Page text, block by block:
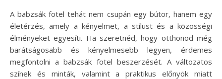
A babzsák fotel tehát nem csupán egy bútor, hanem egy
életérzés, amely a kényelmet, a stílust és a közösségi
élményeket egyesíti. Ha szeretnéd, hogy otthonod még
barátságosabb és kényelmesebb legyen, érdemes
megfontolni a babzsák fotel beszerzését. A változatos
színek és minták, valamint a praktikus előnyök miatt